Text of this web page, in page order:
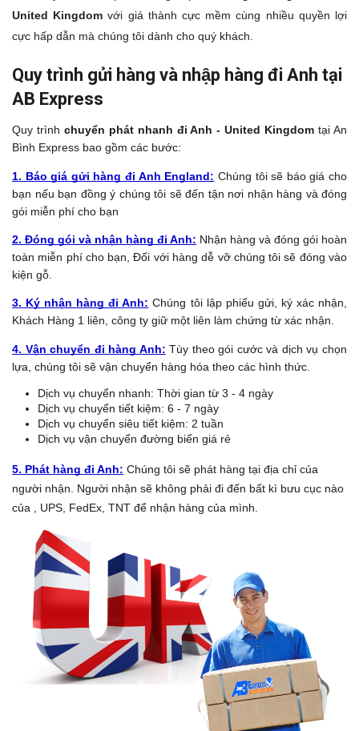
United Kingdom với giá thành cực mềm cùng nhiều quyền lợi
cực hấp dẫn mà chúng tôi dành cho quý khách.
Quy trình gửi hàng và nhập hàng đi Anh tại
AB Express
Quy trình chuyển phát nhanh đi Anh - United Kingdom tại An
Bình Express bao gồm các bước:
1. Báo giá gửi hàng đi Anh England: Chúng tôi sẽ báo giá cho
bạn nếu bạn đồng ý chúng tôi sẽ đến tận nơi nhận hàng và đóng
gói miễn phí cho bạn
2. Đóng gói và nhận hàng đi Anh: Nhận hàng và đóng gói hoàn
toàn miễn phí cho bạn, Đối với hàng dễ vỡ chúng tôi sẽ đóng vào
kiện gỗ.
3. Ký nhận hàng đi Anh: Chúng tôi lập phiếu gửi, ký xác nhận,
Khách Hàng 1 liên, công ty giữ một liên làm chứng từ xác nhận.
4. Vận chuyển đi hàng Anh: Tùy theo gói cước và dịch vụ chọn
lựa, chúng tôi sẽ vận chuyển hàng hóa theo các hình thức.
Dịch vụ chuyển nhanh: Thời gian từ 3 - 4 ngày
Dịch vụ chuyển tiết kiệm: 6 - 7 ngày
Dịch vụ chuyển siêu tiết kiệm: 2 tuần
Dịch vụ vận chuyển đường biển giá rẻ
5. Phát hàng đi Anh: Chúng tôi sẽ phát hàng tại địa chỉ của
người nhận. Người nhận sẽ không phải đi đến bất kì bưu cục nào
của , UPS, FedEx, TNT để nhận hàng của mình.